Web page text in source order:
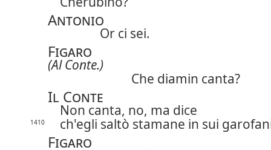
Antonio
Or ci sei.
Figaro
(Al Conte.)
Che diamin canta?
Il Conte
Non canta, no, ma dice
1410 ch'egli saltò stamane in sui
Figaro